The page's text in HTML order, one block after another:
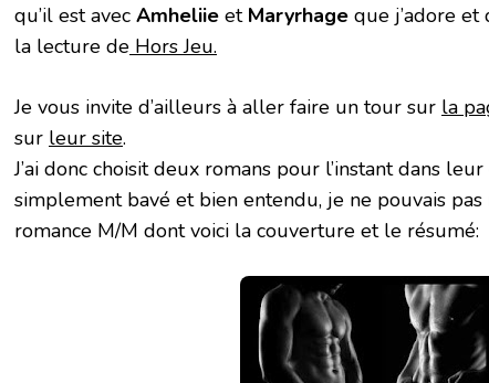
qu’il est avec Amheliie et Maryrhage que j’adore et
la lecture de Hors Jeu.
Je vous invite d’ailleurs à aller faire un tour sur la
sur leur site.
J’ai donc choisit deux romans pour l’instant dans
simplement bavé et bien entendu, je ne pouvais
romance M/M dont voici la couverture et le résumé: